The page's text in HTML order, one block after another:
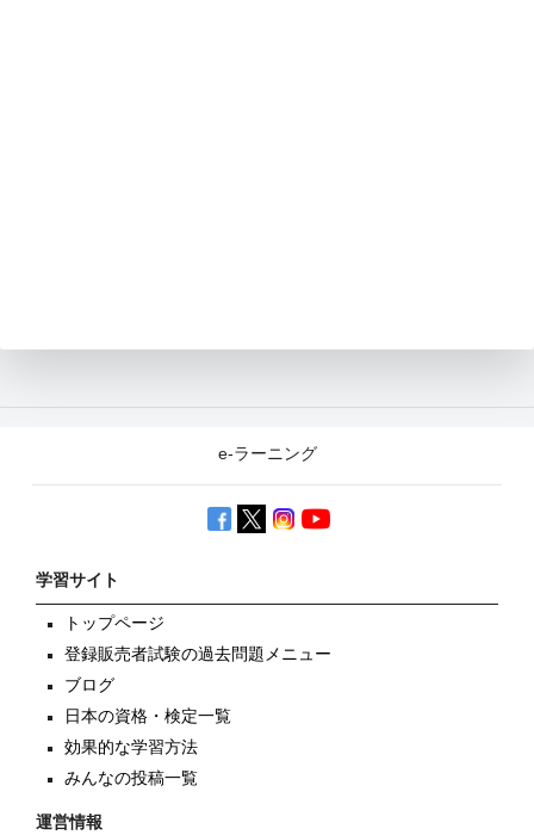
e-ラーニング
学習サイト
トップページ
登録販売者試験の過去問題メニュー
ブログ
日本の資格・検定一覧
効果的な学習方法
みんなの投稿一覧
運営情報